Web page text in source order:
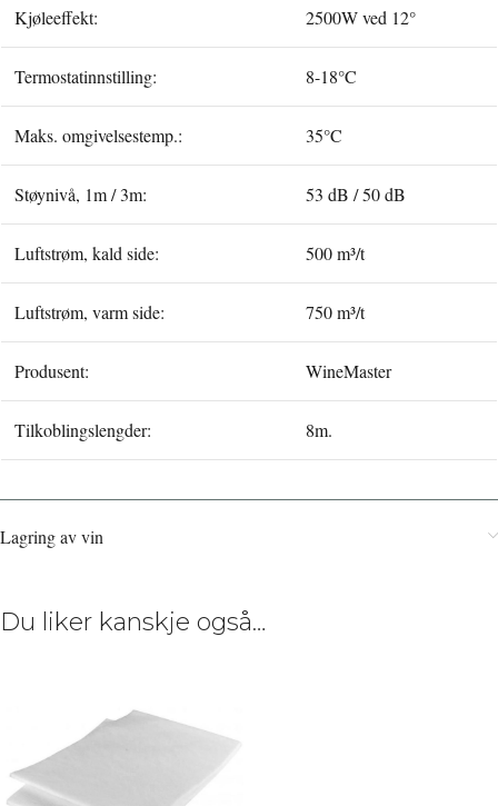
Kjøleeffekt: 2500W ved 12°
Termostatinnstilling: 8-18°C
Maks. omgivelsestemp.: 35°C
Støynivå, 1m / 3m: 53 dB / 50 dB
Luftstrøm, kald side: 500m³/t
Luftstrøm, varm side: 750m³/t
Produsent: WineMaster
Tilkoblingslengder: 8m.
Lagring av vin
Du liker kanskje også…